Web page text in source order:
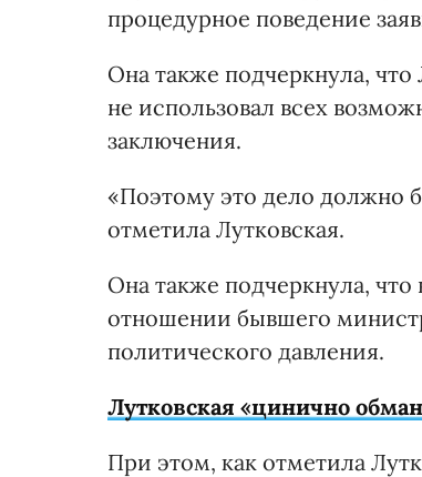
процедурное поведение
Она также подчеркнула,
не использовал всех
заключения.
«Поэтому это дело должно
отметила Лутковская.
Она также подчеркнула,
отношении бывшего
политического давления.
Лутковская «цинично
При этом, как отметила